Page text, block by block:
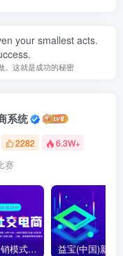
your smallest acts.
。这就是成功的秘密
系统
2282 6.3W+
赛
微信小程序分销模式如何合法合规运营？